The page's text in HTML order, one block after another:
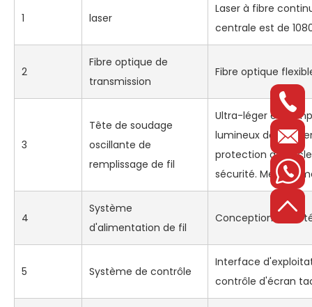
1 laser
Laser à fibre
centrale est de
2
Fibre optique de
transmission
Fibre optique
3
Tête de soudage
oscillante de
remplissage de fil
Ultra-léger et
lumineux de côté
protection de
sécurité.
4
Système
d'alimentation de fil
Conception
5 Système de contrôle
Interface
contrôle d'écran